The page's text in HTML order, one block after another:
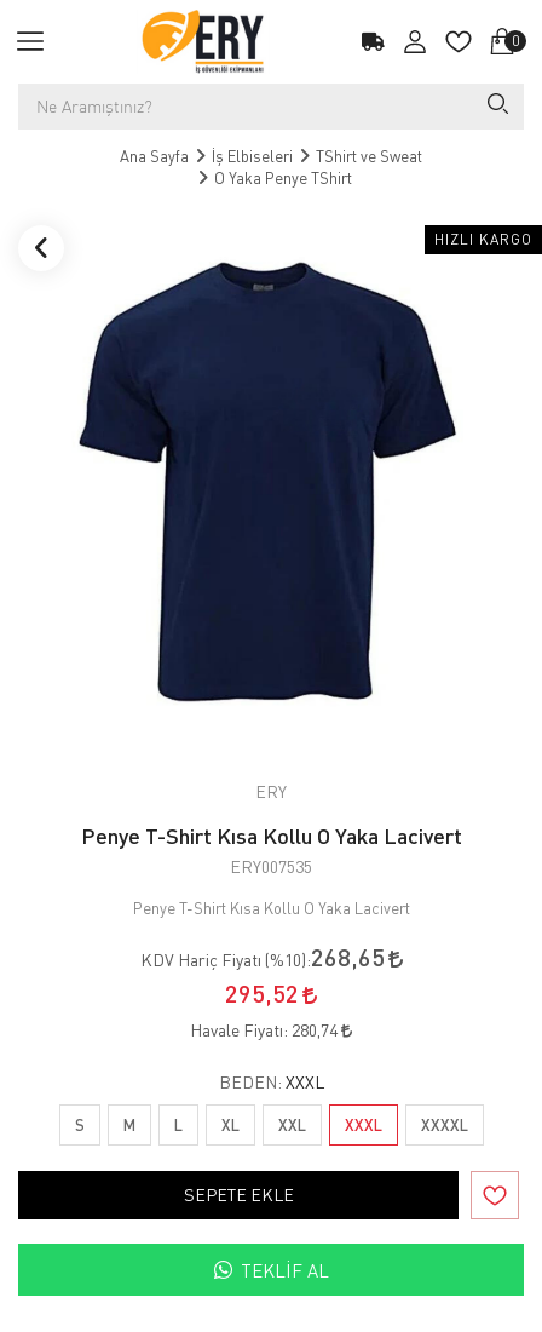
0
Ana Sayfa İş Elbiseleri
TShirt ve Sweat
O Yaka Penye TShirt
HIZLI KARGO
ERY
Penye T-Shirt Kısa Kollu O Yaka Lacivert
ERY007535
Penye T-Shirt Kısa Kollu O Yaka Lacivert
KDV Hariç Fiyatı (%10):268,65
295,52
Havale Fiyatı: 280,74
BEDEN: XXXL
S M L XL XXL XXXL XXXXL
SEPETE EKLE
TEKLIF AL